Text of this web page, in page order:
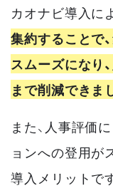
カオナビ導入に
集約することで
スムーズになり
まで削減できま
また、人事評価
ョンへの登用が
導入メリットで